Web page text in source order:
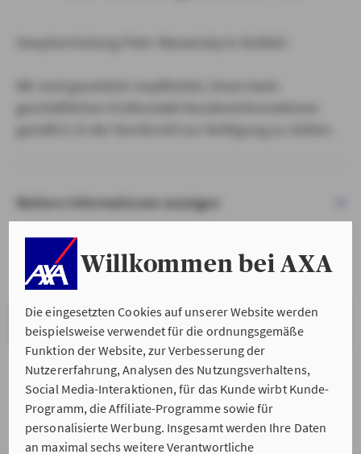
Willkommen bei AXA
Die eingesetzten Cookies auf unserer Website werden
beispielsweise verwendet für die ordnungsgemäße
Funktion der Website, zur Verbesserung der
Nutzererfahrung, Analysen des Nutzungsverhaltens,
Social Media-Interaktionen, für das Kunde wirbt Kunde-
Programm, die Affiliate-Programme sowie für
personalisierte Werbung. Insgesamt werden Ihre Daten
an maximal sechs weitere Verantwortliche
Weitere Informationen anzeigen
VERSTANDEN & WEITER